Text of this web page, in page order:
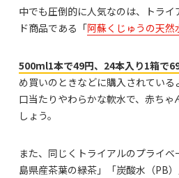
中でも圧倒的に人気なのは、トラ
ド商品である「阿蘇くじゅうの天然
500ml1本で49円、24本入り1箱で
め買いのときなどに購入されている
口当たりやわらかな軟水で、赤ち
しょう。
また、同じくトライアルのプライ
島県産茶葉の緑茶」「炭酸水（PB